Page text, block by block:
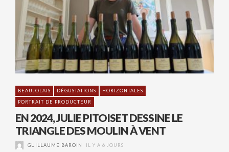
BEAUJOLAIS DÉGUSTATIONS
HORIZONTALES
PORTRAIT DE PRODUCTEUR
EN 2024, JULIE PITOISET DESSINE LE
TRIANGLE DES MOULIN À VENT
GUILLAUME BAROIN IL Y A 6 JOURS